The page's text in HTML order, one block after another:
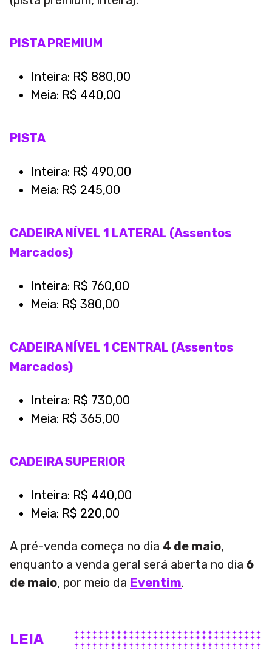
PISTA PREMIUM
Inteira: R$ 880,00
Meia: R$ 440,00
PISTA
Inteira: R$ 490,00
Meia: R$ 245,00
CADEIRA NÍVEL 1 LATERAL (Assentos
Marcados)
Inteira: R$ 760,00
Meia: R$ 380,00
CADEIRA NÍVEL 1 CENTRAL (Assentos
Marcados)
Inteira: R$ 730,00
Meia: R$ 365,00
CADEIRA SUPERIOR
Inteira: R$ 440,00
Meia: R$ 220,00
A pré-venda começa no dia 4 de maio,
enquanto a venda geral será aberta no dia 6
de maio, por meio da Eventim.
LEIA